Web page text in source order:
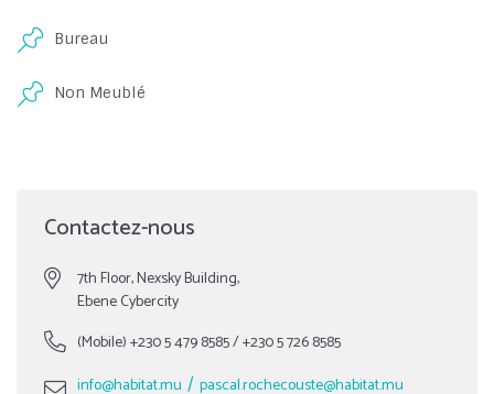
Bureau
Non Meublé
Contactez-nous
7th Floor, Nexsky Building,
Ebene Cybercity
(Mobile)+230 5 479 8585/+230 5 726 8585
info@habitat.mu / pascal.rochecouste@habitat.mu